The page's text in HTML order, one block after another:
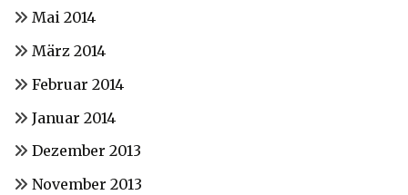
Mai 2014
März 2014
Februar 2014
Januar 2014
Dezember 2013
November 2013